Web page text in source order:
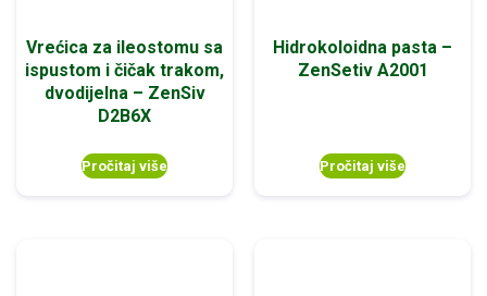
Vrećica za ileostomu sa
ispustom i čičak trakom,
dvodijelna – ZenSiv
D2B6X
Pročitaj više
Hidrokoloidna pasta –
ZenSetiv A2001
Pročitaj više